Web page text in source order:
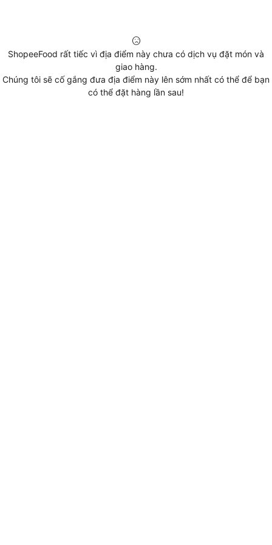
ShopeeFood rất tiếc vì địa điểm này chưa có dịch vụ đặt món và
giao hàng.
Chúng tôi sẽ cố gắng đưa địa điểm này lên sớm nhất có thể để bạn
có thể đặt hàng lần sau!